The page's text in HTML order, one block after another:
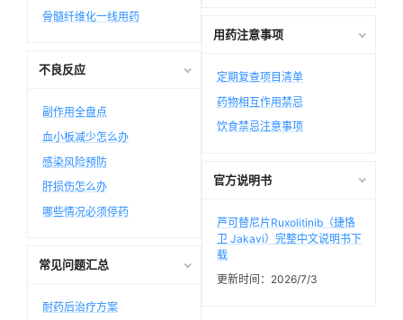
骨髓纤维化一线用药
不良反应
副作用全盘点
血小板减少怎么办
感染风险预防
肝损伤怎么办
哪些情况必须停药
常见问题汇总
耐药后治疗方案
用药注意事项
定期复查项目清单
药物相互作用禁忌
饮食禁忌注意事项
官方说明书
芦可替尼片Ruxolitinib（捷恪
卫 Jakavi）完整中文说明书下
载
更新时间：2026/7/3